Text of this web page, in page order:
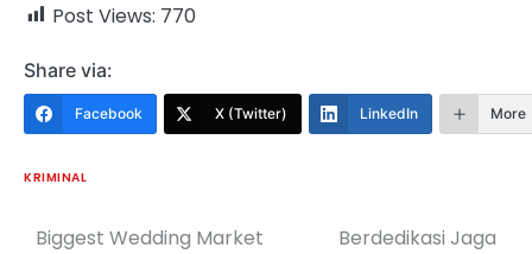
Post Views: 770
Share via:
Facebook X (Twitter) LinkedIn More
KRIMINAL
Navigasi
Biggest Wedding Market
Berdedikasi Jaga